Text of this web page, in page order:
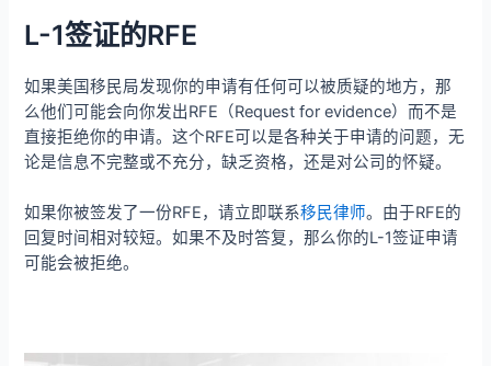
L-1签证的RFE
如果美国移民局发现你的申请有任何可以被质疑的地方，那
么他们可能会向你发出RFE（Request for evidence）而不是
直接拒绝你的申请。这个RFE可以是各种关于申请的问题，无
论是信息不完整或不充分，缺乏资格，还是对公司的怀疑。
如果你被签发了一份RFE，请立即联系移民律师。由于RFE的
回复时间相对较短。如果不及时答复，那么你的L-1签证申请
可能会被拒绝。